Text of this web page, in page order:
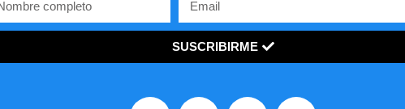
constituyen pilares fundamentales
nuevos oficiales juraron defender.
cuestionó el proceso de deterioro sufrido por las Fuerzas
SUSCRIBIRME